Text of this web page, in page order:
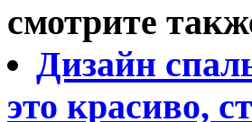
смотрите
Дизайн
это красиво,